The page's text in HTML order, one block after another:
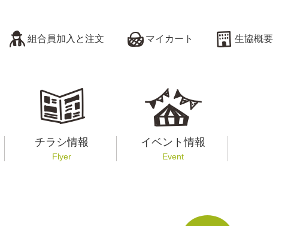
チラシ情報
Flyer
イベント情報
Event
組合員加入と注文 マイカート 生協概要